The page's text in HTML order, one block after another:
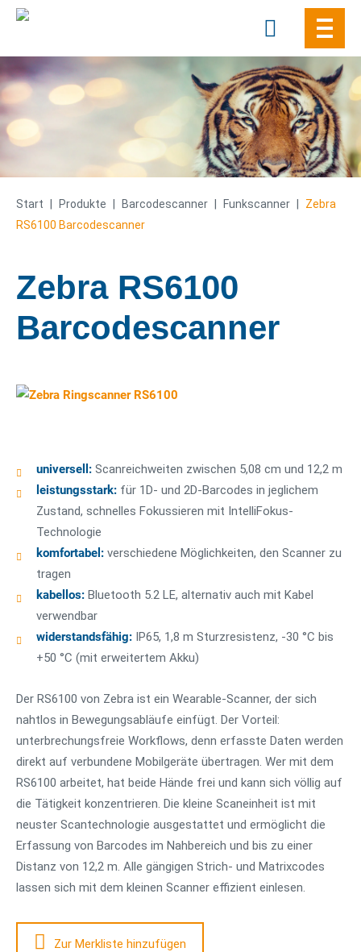
to
content
Start Produkte Barcode­­scanner Funkscanner
Zebra
RS6100 Barcodescanner
Zebra RS6100
Barcodescanner
universell: Scanreichweiten zwischen 5,08 cm und 12,2 m
leistungsstark: für 1D- und 2D-Barcodes in jeglichem
Zustand, schnelles Fokussieren mit IntelliFokus-
Technologie
komfortabel: verschiedene Möglichkeiten, den Scanner zu
tragen
kabellos: Bluetooth 5.2 LE, alternativ auch mit Kabel
verwendbar
widerstandsfähig: IP65, 1,8 m Sturzresistenz, -30 °C bis
+50 °C (mit erweitertem Akku)
Der RS6100 von Zebra ist ein Wearable-Scanner, der sich
nahtlos in Bewegungsabläufe einfügt. Der Vorteil:
unterbrechungsfreie Workflows, denn erfasste Daten werden
direkt auf verbundene Mobilgeräte übertragen. Wer mit dem
RS6100 arbeitet, hat beide Hände frei und kann sich völlig auf
die Tätigkeit konzentrieren. Die kleine Scaneinheit ist mit
neuster Scantechnologie ausgestattet und ermöglicht die
Erfassung von Barcodes im Nahbereich und bis zu einer
Distanz von 12,2 m. Alle gängigen Strich- und Matrixcodes
lassen sich mit dem kleinen Scanner effizient einlesen.
Zur Merkliste hinzufügen